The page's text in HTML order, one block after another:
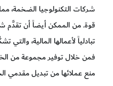
شركات التكنولوجيا الضخمة،
قوة. من الممكن أيضاً أن تقدَّم
تبادلياً لأعمالها المالية،
فمن خلال توفير مجموعة من
منع عملائها من تبديل مقدمي